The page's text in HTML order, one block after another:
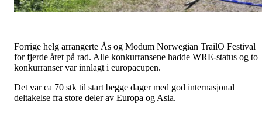
Forrige helg arrangerte Ås og Modum Norwegian TrailO Festival
for fjerde året på rad. Alle konkurransene hadde WRE-status og to
konkurranser var innlagt i europacupen.
Det var ca 70 stk til start begge dager med god internasjonal
deltakelse fra store deler av Europa og Asia.